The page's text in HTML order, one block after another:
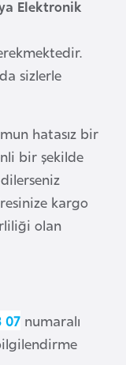
Elektronik
sizlerle
hatasız bir
bir şekilde
kargo
olan
07 numaralı